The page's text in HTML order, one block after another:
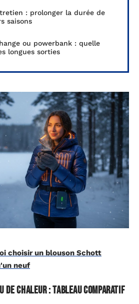
: prolonger la durée de
saisons
ou powerbank : quelle
longues sorties
choisir un blouson Schott
neuf
de chaleur : tableau comparatif